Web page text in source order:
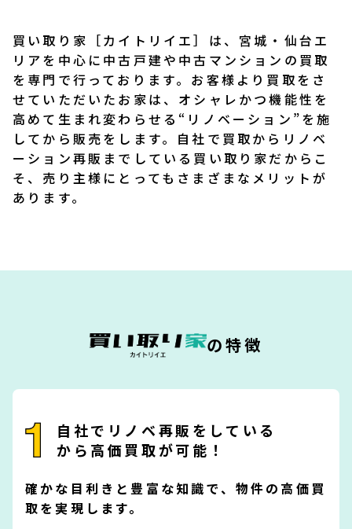
不動産売却の税金について
お客様の声
不動産の査定・買取の流れ
不動産売却・買取Q&A
＼24時間受付OK／
受付時間 10：00～19：00／定休日 水曜
買い取り家［カイトリイエ］は、宮城・仙台エ
リアを中心に中古戸建や中古マンションの買取
を専門で行っております。お客様より買取をさ
せていただいたお家は、オシャレかつ機能性を
高めて生まれ変わらせる“リノベーション”を施
してから販売をします。自社で買取からリノベ
ーション再販までしている買い取り家だからこ
そ、売り主様にとってもさまざまなメリットが
あります。
の特徴
自社でリノベ再販をしている
から高価買取が可能！
確かな目利きと豊富な知識で、物件の高価買
取を実現します。